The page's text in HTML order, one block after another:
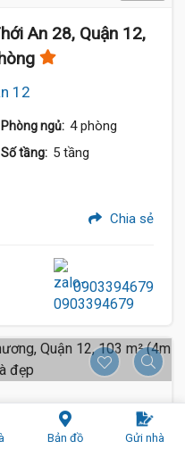
Bản đồ Gửi nhà
An 28, Quận 12,
12
Phòng ngủ: 4 phòng
Số tầng: 5 tầng
Chia sẻ
0903394679